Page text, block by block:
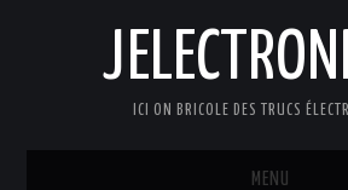
ICI ON BRICOLE DES TRUCS
MENU